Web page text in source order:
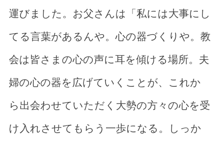
運びました。お父さんは「私には大事にし
てる言葉があるんや。心の器づくりや。教
会は皆さまの心の声に耳を傾ける場所。夫
婦の心の器を広げていくことが、これか
ら出会わせていただく大勢の方々の心を受
け入れさせてもらう一歩になる。しっか